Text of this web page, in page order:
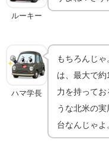
ルーキー
ハマ学長
もちろんじ
は、最大で約
力を持ってお
うな北米の
台なんじゃよ